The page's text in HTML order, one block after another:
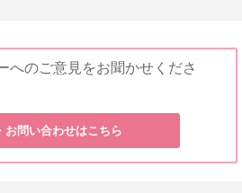
へのご意見をお聞かせくださ
お問い合わせはこちら